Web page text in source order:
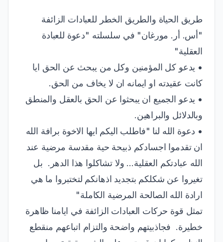
طريق الحياة والطريق الخطر للعبادات الزائفة
"أس. أر. مورغان" في سلسلته "دعوة للعبادة
العقلية"
• يدعو كل المؤمنين وكل من يبحث عن الحق ايا
كانت عقيدته او ايمانه ان لا يخاف من الحق.
• يدعو الجميع ان يبحثوا عن الحق بالعقل والمنطق
وبالدلائل والبراهين.
• دعوة الله لنا "فاطلب اليكم ايها الاخوة برافة الله
ان تقدموا اجسادكم ذبيحة حية مقدسة مرضية عند
الله عبادتكم العقلية... ولا تشاكلوا هذا الدهر. بل
تغيروا عن شكلكم بتجديد اذهانكم لتختبروا ما هي
ارادة الله الصالحة المرضية الكاملة"
تمثل قوة حركات العبادات الزائفة في ايامنا ظاهرة
خطيرة. فجاذبيتهم واضحة والتزام اتباعهم منقطع